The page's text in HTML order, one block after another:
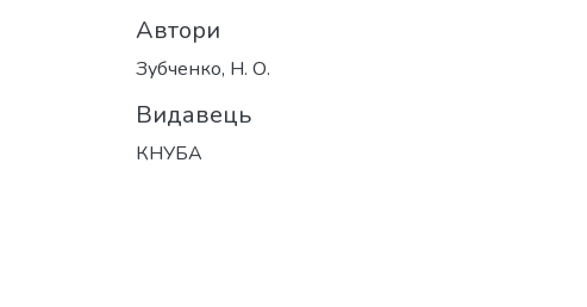
Автори
Зубченко, Н. О.
Видавець
КНУБА